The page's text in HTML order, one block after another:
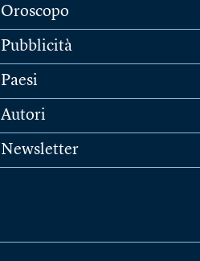
Oroscopo
Pubblicità
Paesi
Autori
Newsletter